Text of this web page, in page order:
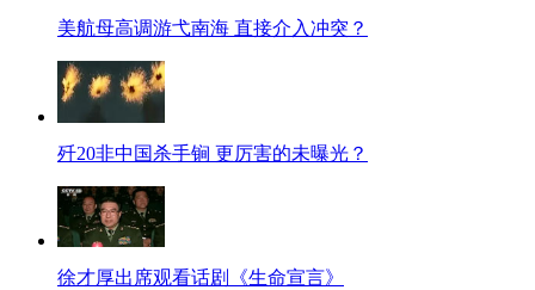
美航母高调游弋南海 直接介入冲突？
歼20非中国杀手锏 更厉害的未曝光？
徐才厚出席观看话剧《生命宣言》